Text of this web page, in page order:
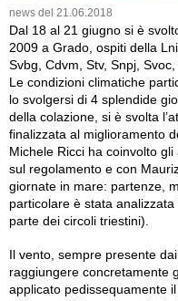
news del 21.06.2018
Dal 18 al 21 giugno si è
2009 a Grado, ospiti della
Svbg, Cdvm, Stv, Snpj,
Le condizioni climatiche
lo svolgersi di 4 splendide
della colazione, si è svolta
finalizzata al miglioramento
Michele Ricci ha coinvolto
sul regolamento e con
giornate in mare: partenze,
particolare è stata
parte dei circoli triestini).
Il vento, sempre presente
raggiungere concretamente
applicato pedissequamente